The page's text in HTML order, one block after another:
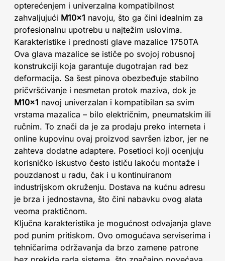
opterećenjem i univerzalna kompatibilnost
zahvaljujući M10x1 navoju, što ga čini idealnim za
profesionalnu upotrebu u najtežim uslovima.
Karakteristike i prednosti glave mazalice 1750TA
Ova glava mazalice se ističe po svojoj robusnoj
konstrukciji koja garantuje dugotrajan rad bez
deformacija. Sa šest pinova obezbeđuje stabilno
pričvršćivanje i nesmetan protok maziva, dok je
M10x1 navoj univerzalan i kompatibilan sa svim
vrstama mazalica – bilo električnim, pneumatskim ili
ručnim. To znači da je za prodaju preko interneta i
online kupovinu ovaj proizvod savršen izbor, jer ne
zahteva dodatne adaptere. Posetioci koji ocenjuju
korisničko iskustvo često ističu lakoću montaže i
pouzdanost u radu, čak i u kontinuiranom
industrijskom okruženju. Dostava na kućnu adresu
je brza i jednostavna, što čini nabavku ovog alata
veoma praktičnom.
Ključna karakteristika je mogućnost odvajanja glave
pod punim pritiskom. Ovo omogućava serviserima i
tehničarima održavanja da brzo zamene patrone